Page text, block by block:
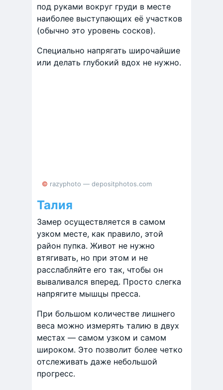
под руками вокруг груди в месте
наиболее выступающих её участков
(обычно это уровень сосков).
Специально напрягать широчайшие
или делать глубокий вдох не нужно.
© razyphoto — depositphotos.com
Талия
Замер осуществляется в самом
узком месте, как правило, этой
район пупка. Живот не нужно
втягивать, но при этом и не
расслабляйте его так, чтобы он
вываливался вперед. Просто слегка
напрягите мышцы пресса.
При большом количестве лишнего
веса можно измерять талию в двух
местах — самом узком и самом
широком. Это позволит более четко
отслеживать даже небольшой
прогресс.